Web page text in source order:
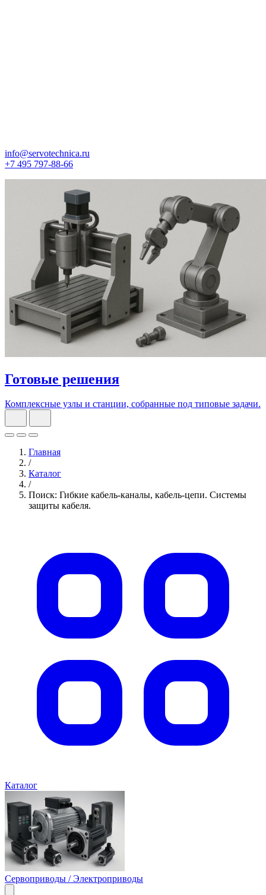
info@servotechnica.ru
+7 495 797-88-66
Готовые решения
Комплексные узлы и станции, собранные под типовые задачи.
Главная
/
Каталог
/
Поиск: Гибкие кабель-каналы, кабель-цепи. Системы
защиты кабеля.
Каталог
Сервоприводы / Электроприводы